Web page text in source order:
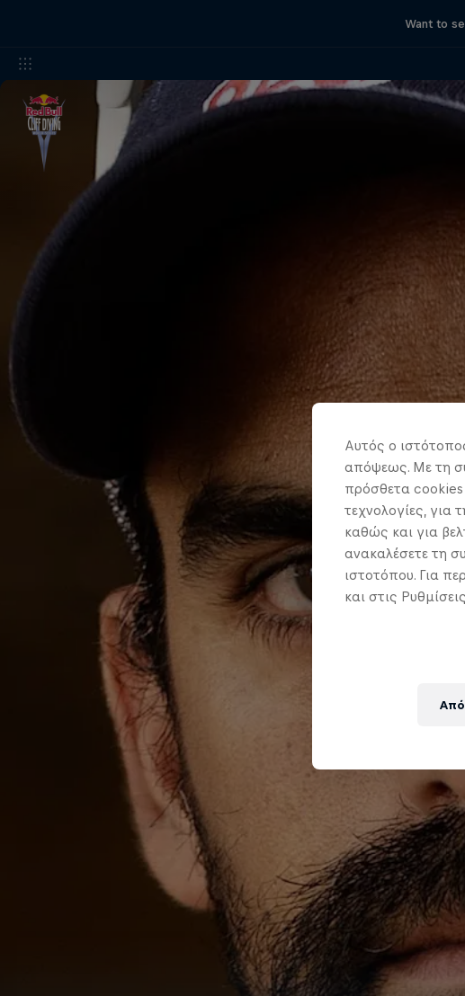
Want to
Αυτός ο
απόψεως. Με τη
πρόσθετα
τεχνολογίες, για
καθώς και για
ανακαλέσετε τη
ιστοτόπου. Για
και στις